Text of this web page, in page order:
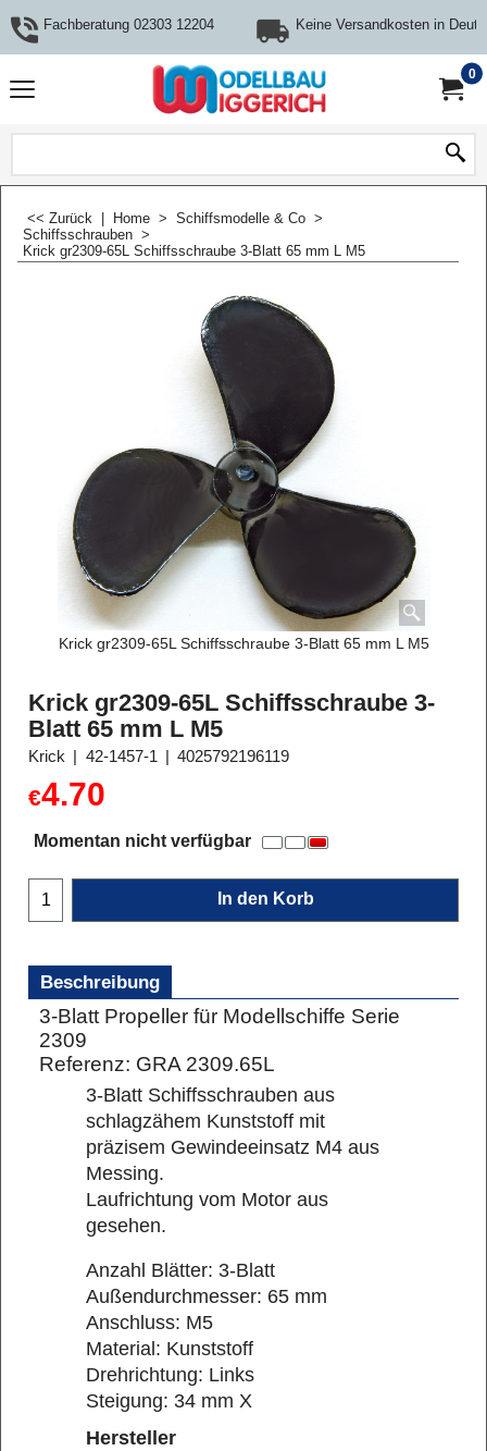
Fachberatung 02303 12204 Keine Versandkosten in
0
<< Zurück Home > Schiffsmodelle & Co >
Schiffsschrauben >
Krick gr2309-65L Schiffsschraube 3-Blatt 65 mm L M5
Krick gr2309-65L Schiffsschraube 3-Blatt 65 mm L M5
Krick gr2309-65L Schiffsschraube 3-
Blatt 65 mm L M5
Krick 42-1457-1 4025792196119
€4.70
Momentan nicht verfügbar
In den Korb
Beschreibung
3-Blatt Propeller für Modellschiffe Serie
2309
Referenz: GRA 2309.65L
3-Blatt Schiffsschrauben aus
schlagzähem Kunststoff mit
präzisem Gewindeeinsatz M4 aus
Messing.
Laufrichtung vom Motor aus
gesehen.
Anzahl Blätter: 3-Blatt
Außendurchmesser: 65 mm
Anschluss: M5
Material: Kunststoff
Drehrichtung: Links
Steigung: 34 mm X
Hersteller